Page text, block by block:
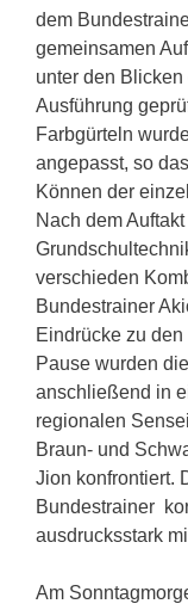
dem
gemeinsamen
unter den
Ausführung
Farbgürteln
angepasst, so
Können der
Nach dem
verschieden
Bundestrainer
Eindrücke zu
Pause wurden
anschließend in
regionalen
Braun- und
Jion konfrontiert.
Bundestrainer
ausdrucksstark
Am